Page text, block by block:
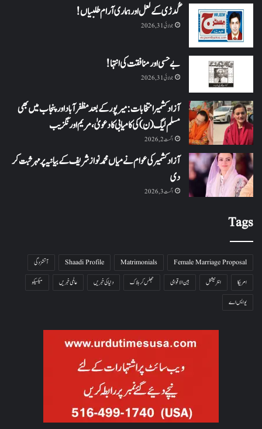
گُدڑی کے لعل اور ہماری آرام طلبیاں!
جولائی 31, 2026
بے حسی اور منافقت کی انتہا !
جولائی 31, 2026
آزاد کشمیر انتخابات: میرپور کے بعد مظفرآباد اور پنجاب میں بھی
مسلم لیگ (ن) کی کامیابی کا دعویٰ، مریم اورنگزیب
اگست 2, 2026
آزاد کشمیر کی عوام نے میاں محمد نواز شریف کے بیانیہ پر مہر ثبت کر
دی
اگست 3, 2026
Tags
Female Marriage Proposal
Matrimonials
Shaadi Profile
آتشزدگی
امریکا
انٹرنیشنل بین الاقوامی جھلس کر ہلاک دنیا کی خبریں عالمی خبریں
میکسیکو
یو ایس اے